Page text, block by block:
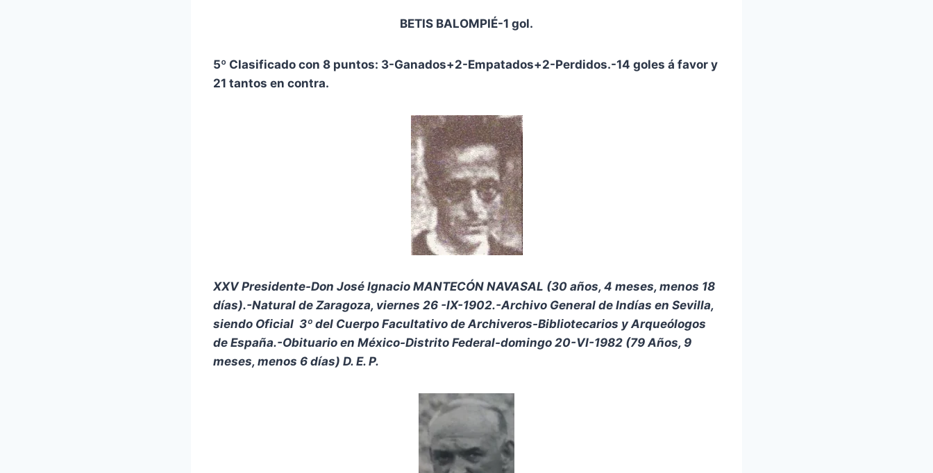
BETIS BALOMPIÉ-1 gol.
5º Clasificado con 8 puntos: 3-Ganados+2-Empatados+2-Perdidos.-14 goles á favor y
21 tantos en contra.
XXV Presidente-Don José Ignacio MANTECÓN NAVASAL (30 años, 4 meses, menos 18
días).-Natural de Zaragoza, viernes 26 -IX-1902.-Archivo General de Indías en Sevilla,
siendo Oficial 3º del Cuerpo Facultativo de Archiveros-Bibliotecarios y Arqueólogos
de España.-Obituario en México-Distrito Federal-domingo 20-VI-1982 (79 Años, 9
meses, menos 6 días) D. E. P.